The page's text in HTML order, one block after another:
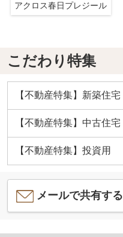
アクロス春日プレジール
こだわり特集
【不動産特集】新築住宅
【不動産特集】中古住宅
【不動産特集】投資用
メールで共有する